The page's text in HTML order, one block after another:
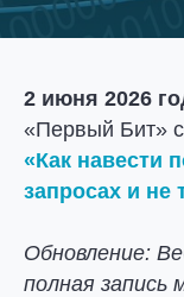
2 июня 2026
«Первый Бит»
«Как навести
запросах и не
Обновление:
полная запись